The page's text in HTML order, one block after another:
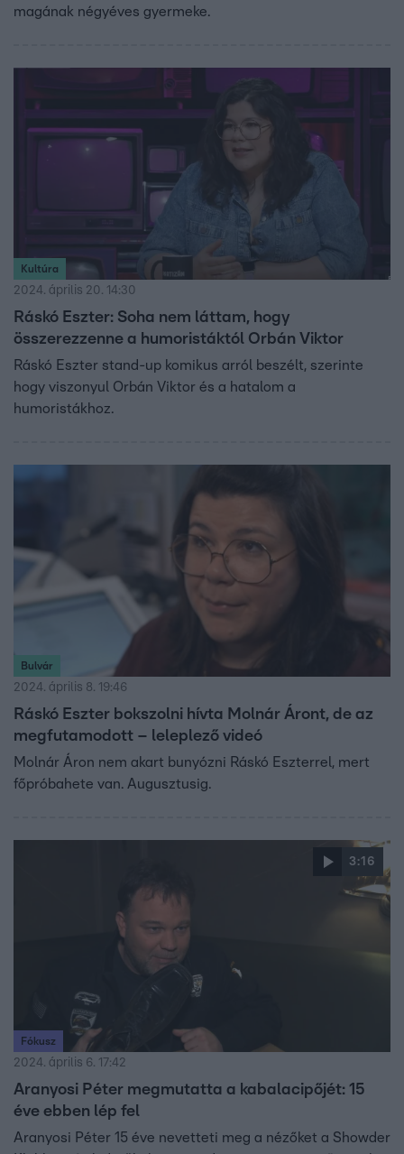
magának négyéves gyermeke.
Kultúra
2024. április 20. 14:30
Ráskó Eszter: Soha nem láttam, hogy
összerezzenne a humoristáktól Orbán Viktor
Ráskó Eszter stand-up komikus arról beszélt, szerinte
hogy viszonyul Orbán Viktor és a hatalom a
humoristákhoz.
Bulvár
2024. április 8. 19:46
Ráskó Eszter bokszolni hívta Molnár Áront, de az
megfutamodott – leleplező videó
Molnár Áron nem akart bunyózni Ráskó Eszterrel, mert
főpróbahete van. Augusztusig.
3:16
Fókusz
2024. április 6. 17:42
Aranyosi Péter megmutatta a kabalacipőjét: 15
éve ebben lép fel
Aranyosi Péter 15 éve nevetteti meg a nézőket a Showder